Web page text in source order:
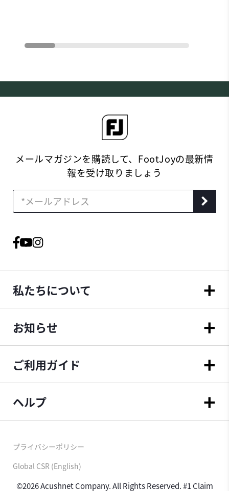
メールマガジンを購読して、FootJoyの最新情
報を受け取りましょう
私たちについて
お知らせ
ご利用ガイド
ヘルプ
©2026 Acushnet Company. All Rights Reserved. #1 Claim
プライバシーポリシー
Global CSR (English)